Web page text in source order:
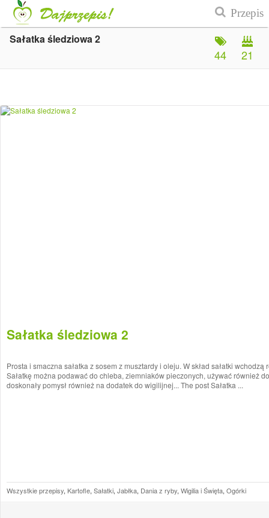
Sałatka śledziowa 2
21
44
Sałatka śledziowa 2
Prosta i smaczna sałatka z sosem z musztardy i oleju. W skład sałatki wchodzą
Sałatkę można podawać do chleba, ziemniaków pieczonych, używać również
doskonały pomysł również na dodatek do wigilijnej... The post Sałatka ...
Wszystkie przepisy, Kartofle, Sałatki, Jabłka, Dania z ryby, Wigilia i Święta, Ogórki